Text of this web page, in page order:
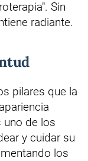
Sin
radiante.
pilares que la
uno de los
y cuidar su
los